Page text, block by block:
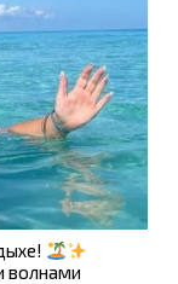
волнами